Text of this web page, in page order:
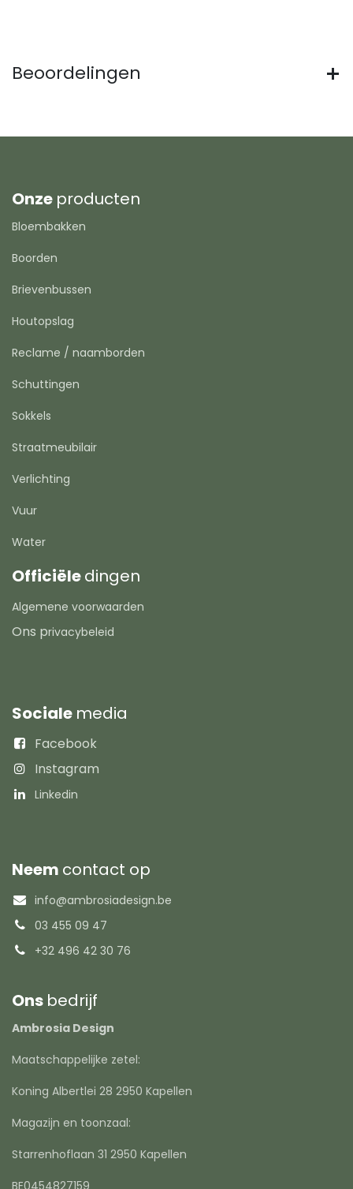
Beoordelingen
Onze producten
Bloembakken
Boorden
Brievenbussen
Houtopslag
Reclame / naamborden
Schuttingen
Sokkels
Straatmeubilair
Verlichting
Vuur
Water
Officiëledingen
Algemene voorwaarden
Ons privacybeleid
Sociale media
Facebook
Instagram
Linkedin
Neem contact op
info@ambrosiadesign.be
03 455 09 47
+32 496 42 30 76
Ons bedrijf
Ambrosia Design
Maatschappelijke zetel:
Koning Albertlei 28 2950 Kapellen
Magazijn en toonzaal:
Starrenhoflaan 31 2950 Kapellen
BE0454827159